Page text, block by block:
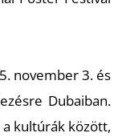
november 3. és
Dubaiban.
a kultúrák között,